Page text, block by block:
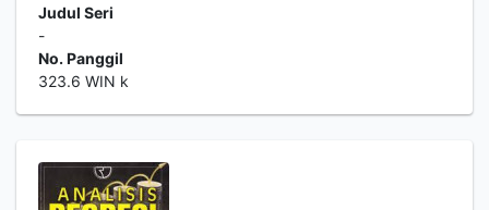
Judul Seri
-
No. Panggil
323.6 WIN k